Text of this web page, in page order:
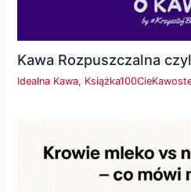
Kawa Rozpuszczalna
Idealna Kawa,